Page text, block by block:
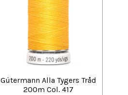
Gütermann Alla Tygers Tråd
200m Col. 417